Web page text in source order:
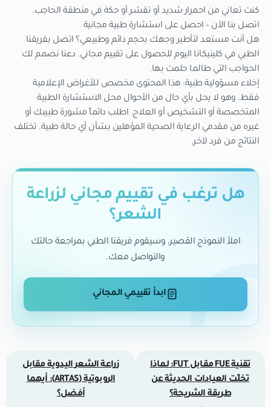
كنت تعاني من احمرار شديد أو تقشر أو حكة في منطقة الحاجب.
اتصل بنا الآن – احصل على استشارة طبية مجانية
هل أنت مستعد لتأطير وجهك بحجم دائم وطبيعي؟ اتصل بفريقنا
الطبي في كلينيكانا اليوم للحصول على تقييم مجاني. دعنا نصمم لك
الحواجب التي طالما حلمت بها.
إخلاء مسؤولية طبية: هذا المحتوى مخصص للأغراض الإعلامية
فقط. وهو لا يحل بأي حال من الأحوال محل الاستشارة الطبية
المتخصصة أو التشخيص أو العلاج. اطلب دائماً مشورة طبيبك أو
غيره من مقدمي الرعاية الصحية المؤهلين بشأن أي حالة طبية. تختلف
النتائج من فرد لآخر.
هل ترغب في تقييم مجاني لزراعة
الشعر؟
املأ النموذج القصير، وسيقوم فريقنا الطبي بمراجعة حالتك
والتواصل معك.
ابدأ تقييمي المجاني
تقنية FUE مقابل FUT: لماذا
تخلّت العيادات الحديثة عن
طريقة الشريحة؟
زراعة الشعر اليدوية مقابل
الروبوتية (ARTAS): أيهما
أفضل؟